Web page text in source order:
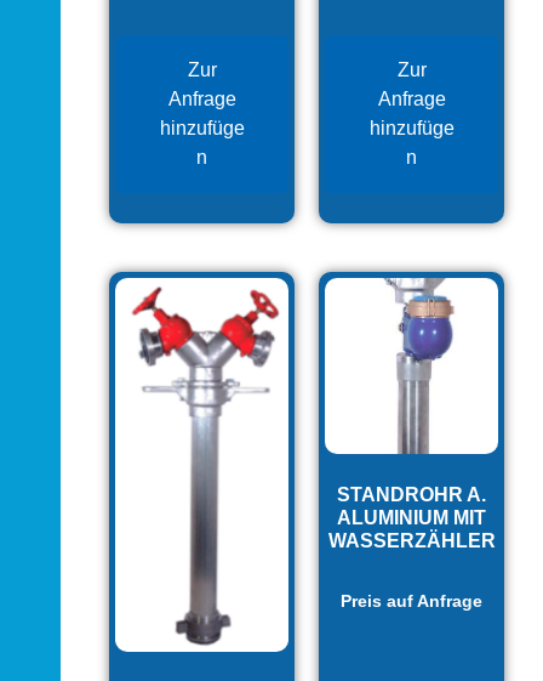
Zur
Anfrage
hinzufüge
n
Zur
Anfrage
hinzufüge
n
STANDROHR A.
ALUMINIUM MIT
WASSERZÄHLER
Preis auf Anfrage